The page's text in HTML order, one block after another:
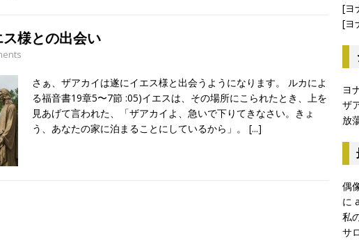
様との出会い
さぁ、ザアカイは遂にイエス様と出会うようになります。 ルカによ
る福音書19章5〜7節 :05)イエスは、その場所にこられたとき、上を
見あげて言われた、「ザアカイよ、急いで下りてきなさい。きょ
う、あなたの家に泊まることにしているから」。 [...]
[ヨ
[ヨ
ヨ
ザ
放
偶
に
私
サ